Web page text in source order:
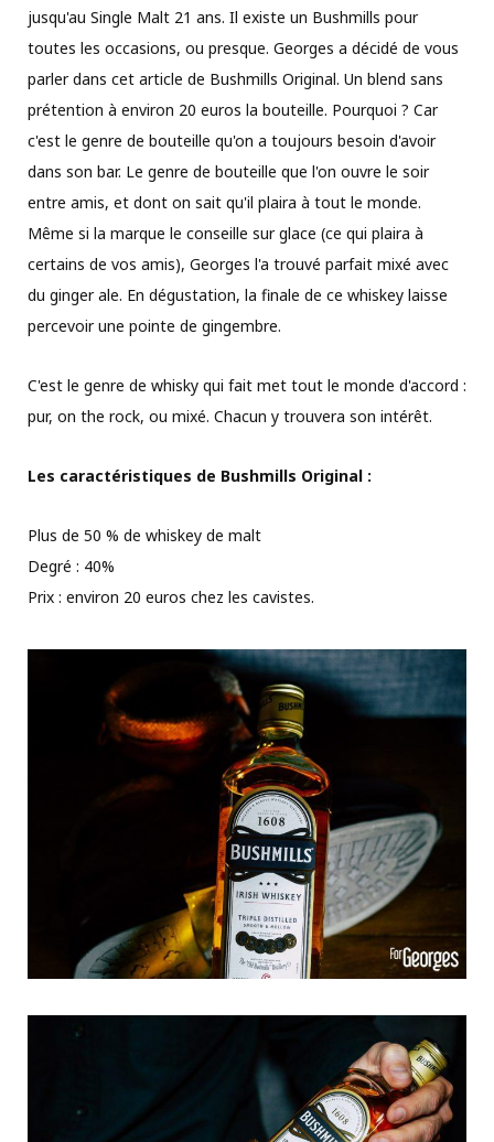
jusqu'au Single Malt 21 ans. Il existe un Bushmills pour
toutes les occasions, ou presque. Georges a décidé de vous
parler dans cet article de Bushmills Original. Un blend sans
prétention à environ 20 euros la bouteille. Pourquoi ? Car
c'est le genre de bouteille qu'on a toujours besoin d'avoir
dans son bar. Le genre de bouteille que l'on ouvre le soir
entre amis, et dont on sait qu'il plaira à tout le monde.
Même si la marque le conseille sur glace (ce qui plaira à
certains de vos amis), Georges l'a trouvé parfait mixé avec
du ginger ale. En dégustation, la finale de ce whiskey laisse
percevoir une pointe de gingembre.
C'est le genre de whisky qui fait met tout le monde d'accord :
pur, on the rock, ou mixé. Chacun y trouvera son intérêt.
Les caractéristiques de Bushmills Original :
Plus de 50 % de whiskey de malt
Degré : 40%
Prix : environ 20 euros chez les cavistes.